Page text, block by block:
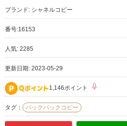
ブランド: シャネルコピー
番号:16153
人気: 2285
更新日期: 2023-05-29
1,146ポイント
タグ： バックパックコピー